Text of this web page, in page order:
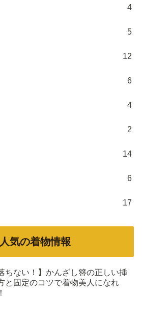
4
5
12
6
4
2
14
6
17
気の着物情報
ちない！】かんざし簪の正しい挿
と固定のコツで着物美人になれ